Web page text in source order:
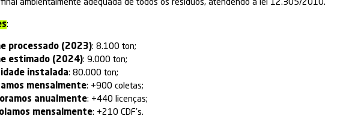
Somospioneiros no Brasil